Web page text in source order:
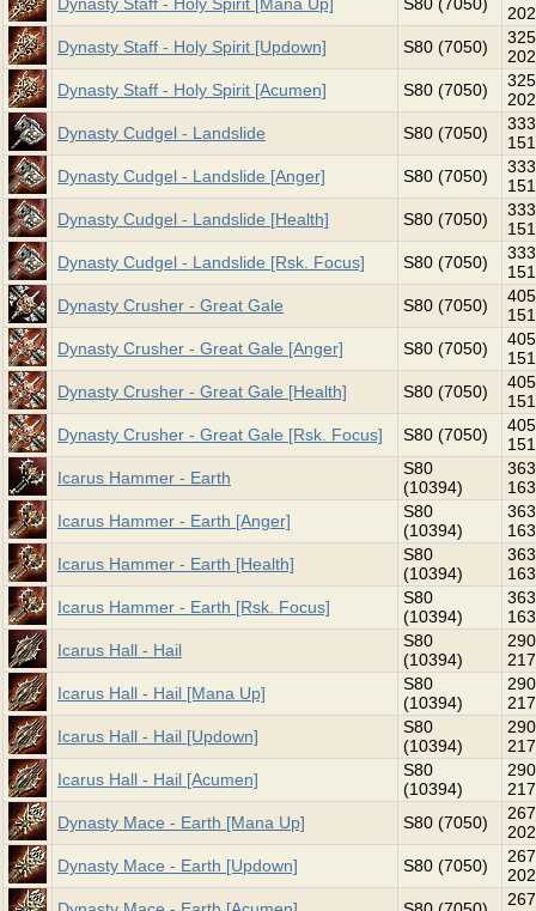
202
Dynasty Staff - Holy Spirit [Updown]
S80 (7050)
202
Dynasty Staff - Holy Spirit [Acumen]
S80 (7050)
202
Dynasty Cudgel - Landslide
S80 (7050)
151
Dynasty Cudgel - Landslide [Anger]
S80 (7050)
151
Dynasty Cudgel - Landslide [Health]
S80 (7050)
151
Dynasty Cudgel - Landslide [Rsk. Focus]
S80 (7050)
151
Dynasty Crusher - Great Gale
S80 (7050)
151
Dynasty Crusher - Great Gale [Anger]
S80 (7050)
151
Dynasty Crusher - Great Gale [Health]
S80 (7050)
151
Dynasty Crusher - Great Gale [Rsk. Focus]
S80 (7050)
151
Icarus Hammer - Earth
S80
(10394)
163
Icarus Hammer - Earth [Anger]
S80
(10394)
163
Icarus Hammer - Earth [Health]
S80
(10394)
163
Icarus Hammer - Earth [Rsk. Focus]
S80
(10394)
163
Icarus Hall - Hail
S80
(10394)
217
Icarus Hall - Hail [Mana Up]
S80
(10394)
217
Icarus Hall - Hail [Updown]
S80
(10394)
217
Icarus Hall - Hail [Acumen]
S80
(10394)
217
Dynasty Mace - Earth [Mana Up]
S80 (7050)
202
Dynasty Mace - Earth [Updown]
S80 (7050)
202